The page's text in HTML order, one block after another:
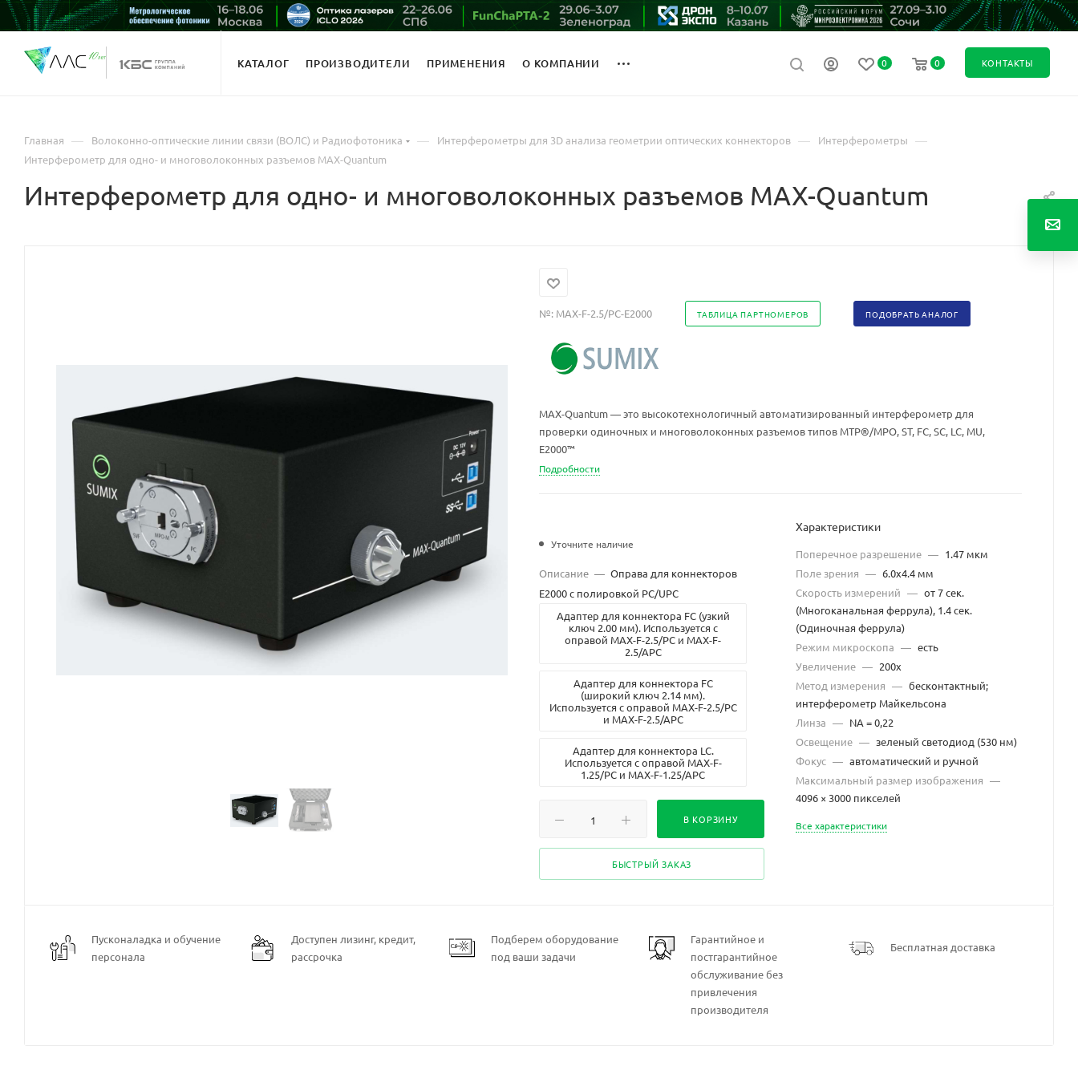
КАТАЛОГ ПРОИЗВОДИТЕЛИ ПРИМЕНЕНИЯ О КОМПАНИИ 0 0 КОНТАКТЫ
Главная — Волоконно-оптические линии связи (ВОЛС) и Радиофотоника — Интерферометры для 3D анализа геометрии оптических коннекторов — Интерферометры —
Интерферометр для одно- и многоволоконных разъемов MAX-Quantum
Интерферометр для одно- и многоволоконных разъемов MAX-Quantum
№: MAX-F-2.5/PC-E2000 ТАБЛИЦА ПАРТНОМЕРОВ ПОДОБРАТЬ АНАЛОГ
MAX-Quantum — это высокотехнологичный автоматизированный интерферометр для
проверки одиночных и многоволоконных разъемов типов MTP®/MPO, ST, FC, SC, LC, MU,
E2000™
Подробности
Уточните наличие
Описание — Оправа для коннекторов
E2000 с полировкой PC/UPC
Адаптер для коннектора FC (узкий
ключ 2.00 мм). Используется с
оправой MAX-F-2.5/PC и MAX-F-
2.5/APC
Адаптер для коннектора FC
(широкий ключ 2.14 мм).
Используется с оправой MAX-F-2.5/PC
и MAX-F-2.5/APC
Адаптер для коннектора LC.
Используется с оправой MAX-F-
1.25/PC и MAX-F-1.25/APC
Адаптер для коннектора MU.
Используется с оправой MAX-F-
Адаптер для коннектора SC.
и MAX-F-2.5/APC
Базовая оправа для измерения
керамических феррул 1.25 мм с
В КОРЗИНУ
БЫСТРЫЙ ЗАКАЗ
Характеристики
Поперечное разрешение — 1.47 мкм
Поле зрения — 6.0х4.4 мм
Скорость измерений — от 7 сек.
(Многоканальная феррула), 1.4 сек.
(Одиночная феррула)
Режим микроскопа — есть
Увеличение — 200х
Метод измерения — бесконтактный;
интерферометр Майкельсона
Линза — NA = 0,22
Освещение — зеленый светодиод (530 нм)
Фокус — автоматический и ручной
Максимальный размер изображения —
4096 × 3000 пикселей
Все характеристики
Пусконаладка и обучение
персонала
Доступен лизинг, кредит,
рассрочка
Подберем оборудование
под ваши задачи
Гарантийное и
постгарантийное
обслуживание без
привлечения
производителя
Бесплатная доставка